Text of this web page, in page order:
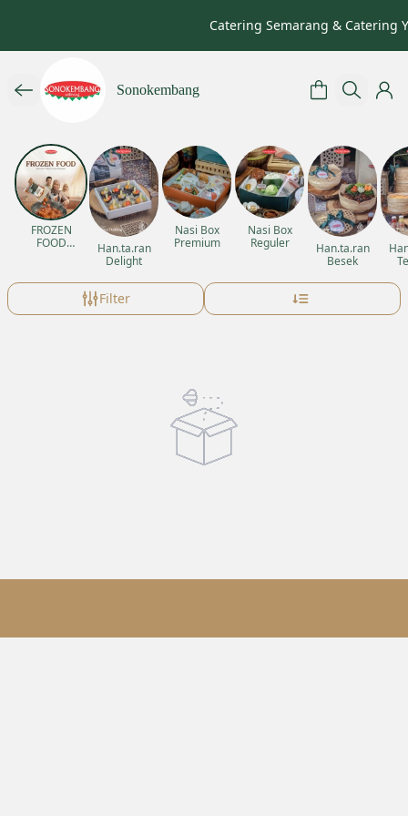
Catering Semarang & Catering
Sonokembang
FROZEN
FOOD
Han.ta.ran
Delight
Nasi Box
Premium
Nasi Box
Reguler
Han.ta.ran
Besek
Filter